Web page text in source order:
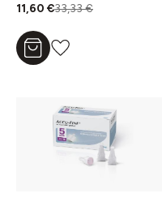
11,60 €33,33 €
Aggiungi al carrello